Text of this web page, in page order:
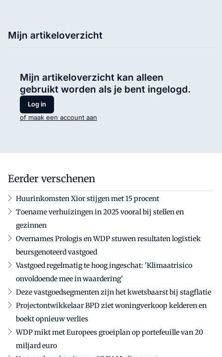
Mijn artikeloverzicht
Mijn artikeloverzicht kan alleen
gebruikt worden als je bent ingelogd.
Log in
of maak een account aan
Eerder verschenen
Huurinkomsten Xior stijgen met 15 procent
Toename verhuizingen in 2025 vooral bij stellen en
gezinnen
Overnames Prologis en WDP stuwen resultaten logistiek
beursgenoteerd vastgoed
Vastgoed regelmatig te hoog ingeschat: 'Klimaatrisico
onvoldoende mee in waardering'
Deze vastgoedsegmenten zijn het kwetsbaarst bij stagflatie
Projectontwikkelaar BPD ziet woningverkoop kelderen en
boekt opnieuw verlies
WDP mikt met Europees groeiplan op portefeuille van 20
miljard euro